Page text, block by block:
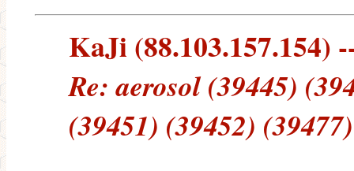
KaJi (88.103.157.154)
Re: aerosol (39445)
(39451) (39452)